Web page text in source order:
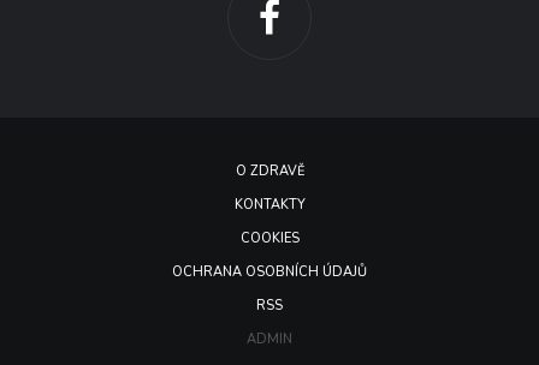
O ZDRAVĚ
KONTAKTY
COOKIES
OCHRANA OSOBNÍCH ÚDAJŮ
RSS
ADMIN